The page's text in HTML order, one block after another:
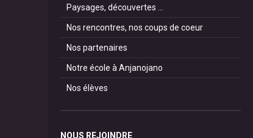
Paysages, découvertes ...
Nos rencontres, nos coups de coeur
Nos partenaires
Notre école à Anjanojano
Nos élèves
NOUS REJOINDRE